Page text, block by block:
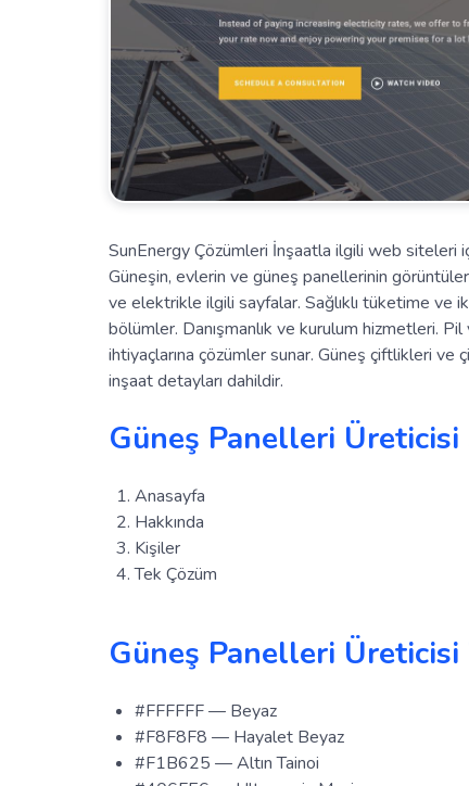
SunEnergy Çözümleri İnşaatla ilgili web siteleri
Güneşin, evlerin ve güneş panellerinin
ve elektrikle ilgili sayfalar. Sağlıklı tüketime ve
bölümler. Danışmanlık ve kurulum hizmetleri.
ihtiyaçlarına çözümler sunar. Güneş çiftlikleri
inşaat detayları dahildir.
Güneş Panelleri Üreticisi
Anasayfa
Hakkında
Kişiler
Tek Çözüm
Güneş Panelleri
#FFFFFF — Beyaz
#F8F8F8 — Hayalet Beyaz
#F1B625 — Altın Tainoi